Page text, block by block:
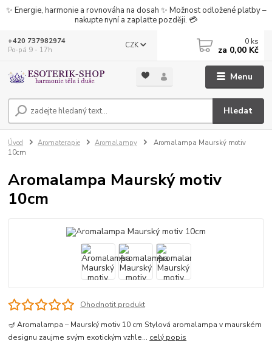
✨ Energie, harmonie a rovnováha na dosah ✨ Možnost odložené platby –
nakupte nyní a zaplaťte později. 💳
Menu
CZK
Hledat
+420 737982974
Po-pá 9 - 17h
0 ks
za 0,00 Kč
Úvod Aromaterapie Aromalampy
Aromalampa Maurský motiv
10cm
Aromalampa Maurský motiv
10cm
Ohodnotit produkt
🪔 Aromalampa – Maurský motiv 10 cm Stylová aromalampa v maurském
designu zaujme svým exotickým vzhle... celý popis